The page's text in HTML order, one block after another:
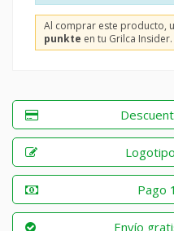
Al comprar este producto,
punkte en tu Grilca Insider.
Pago
Envío